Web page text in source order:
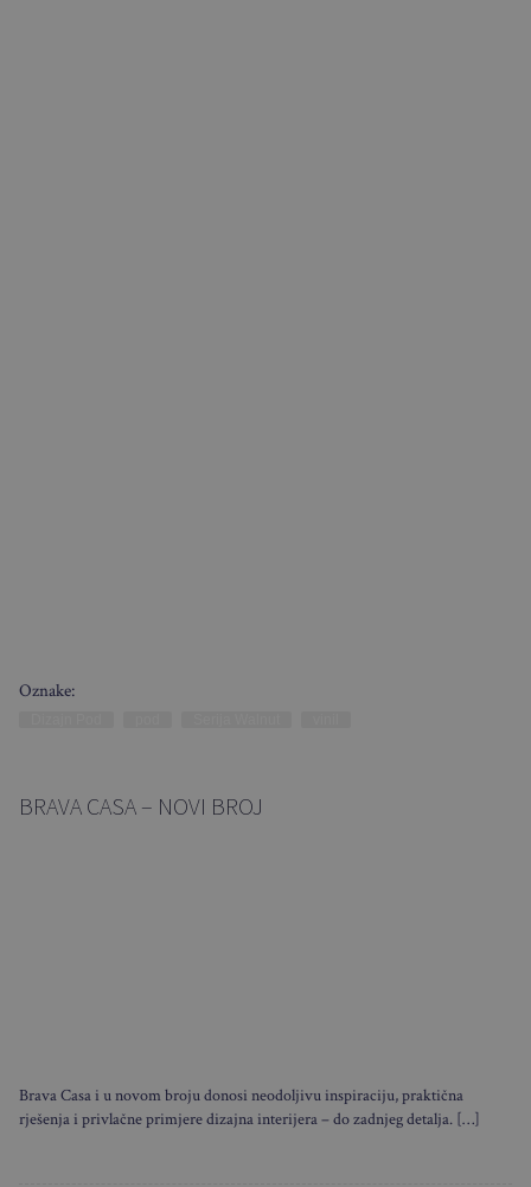
Oznake:
BRAVA CASA – NOVI BROJ
Brava Casa i u novom broju donosi neodoljivu inspiraciju, praktična
rješenja i privlačne primjere dizajna interijera – do zadnjeg detalja. […]